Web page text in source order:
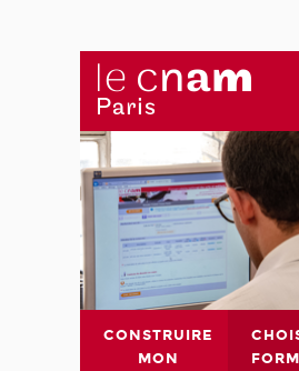
CONSTRUIRE
MON